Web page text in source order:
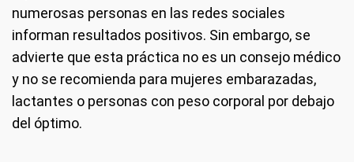
numerosas personas en las redes sociales
informan resultados positivos. Sin embargo, se
advierte que esta práctica no es un consejo médico
y no se recomienda para mujeres embarazadas,
lactantes o personas con peso corporal por debajo
del óptimo.